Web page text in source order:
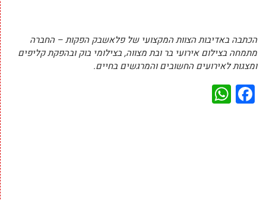
הכתבה באדיבות הצוות המקצועי של פלאשבק הפקות – החברה
מתמחה בצילום אירועי בר ובת מצווה, בצילומי בוק ובהפקת קליפים
ומצגות לאירועים החשובים והמרגשים בחיים.
Facebook